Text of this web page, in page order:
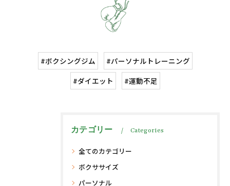
#ボクシングジム
#パーソナルトレーニング
#ダイエット
#運動不足
カテゴリー Categories
全てのカテゴリー
ボクササイズ
パーソナル